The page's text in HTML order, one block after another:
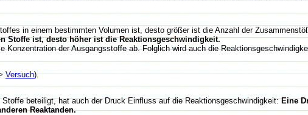
in einem bestimmten Volumen ist, desto größer ist die Anzahl der
Stoffe ist, desto höher ist die Reaktionsgeschwindigkeit.
Konzentration der Ausgangsstoffe ab. Folglich wird auch die
Versuch).
Stoffe beteiligt, hat auch der Druck Einfluss auf die Reaktionsgeschwindigkeit:Eine
Reaktanden.